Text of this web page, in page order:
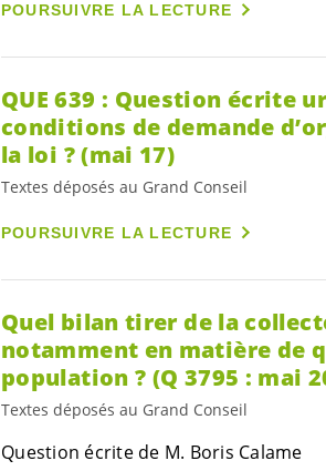
POURSUIVRE LA LECTURE
QUE 639 : Question écrite
conditions de demande
la loi ? (mai 17)
Textes déposés au Grand Conseil
POURSUIVRE LA LECTURE
Quel bilan tirer de la
notamment en matière de
population ? (Q 3795 : mai
Textes déposés au Grand Conseil
Question écrite de M. Boris Calame